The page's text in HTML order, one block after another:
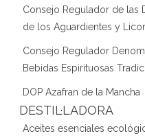
Consejo Regulador de las
de los Aguardientes y
Consejo Regulador
Bebidas Espirituosas
DOP Azafran de la Mancha
DESTIL·LADORA
Aceites esenciales